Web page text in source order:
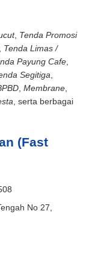
, Tenda Promosi
Tenda Limas /
Payung Cafe
Segitiga
Membrane
, serta berbagai
(Fast
No 27,